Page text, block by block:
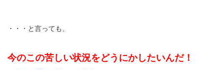
・・・と言っても、
今のこの苦しい状況をどうにかしたいんだ！